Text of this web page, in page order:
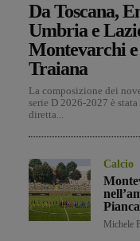
Da Toscana,
Umbria e
Montevarchi
Traiana
La composizione dei
serie D 2026-2027 è
diretta...
Calcio
Michele